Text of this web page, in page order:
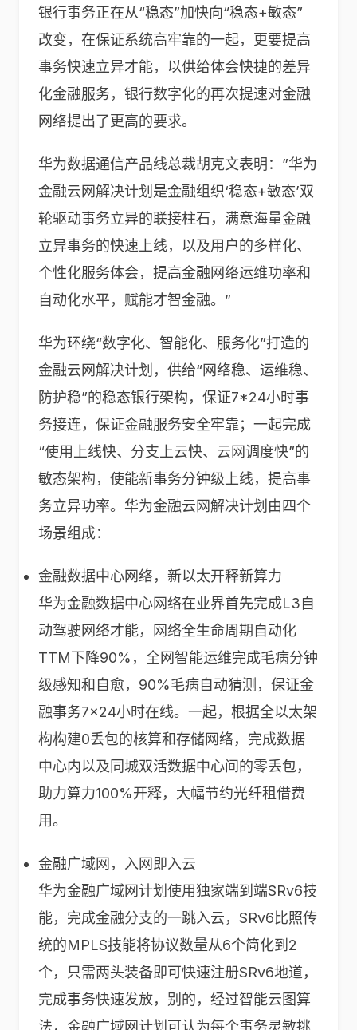
银行事务正在从“稳态”加快向“稳态+敏态”
改变，在保证系统高牢靠的一起，更要提高
事务快速立异才能，以供给体会快捷的差异
化金融服务，银行数字化的再次提速对金融
网络提出了更高的要求。
华为数据通信产品线总裁胡克文表明：”华为
金融云网解决计划是金融组织‘稳态+敏态’双
轮驱动事务立异的联接柱石，满意海量金融
立异事务的快速上线，以及用户的多样化、
个性化服务体会，提高金融网络运维功率和
自动化水平，赋能才智金融。”
华为环绕“数字化、智能化、服务化”打造的
金融云网解决计划，供给“网络稳、运维稳、
防护稳”的稳态银行架构，保证7*24小时事
务接连，保证金融服务安全牢靠；一起完成
“使用上线快、分支上云快、云网调度快”的
敏态架构，使能新事务分钟级上线，提高事
务立异功率。华为金融云网解决计划由四个
场景组成：
金融数据中心网络，新以太开释新算力
华为金融数据中心网络在业界首先完成L3自
动驾驶网络才能，网络全生命周期自动化
TTM下降90%，全网智能运维完成毛病分钟
级感知和自愈，90%毛病自动猜测，保证金
融事务7×24小时在线。一起，根据全以太架
构构建0丢包的核算和存储网络，完成数据
中心内以及同城双活数据中心间的零丢包，
助力算力100%开释，大幅节约光纤租借费
用。
金融广域网，入网即入云
华为金融广域网计划使用独家端到端SRv6技
能，完成金融分支的一跳入云，SRv6比照传
统的MPLS技能将协议数量从6个简化到2
个，只需两头装备即可快速注册SRv6地道，
完成事务快速发放，别的，经过智能云图算
法，金融广域网计划可认为每个事务灵敏挑